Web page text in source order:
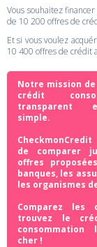
Vous souhaitez
de 10 200 offres de
Et si vous voulez
10 400 offres de crédit
Notre mission
crédit
transparent
simple.
de comparer
offres
banques, les
les organismes
Comparez les
trouvez le
consommation
cher !